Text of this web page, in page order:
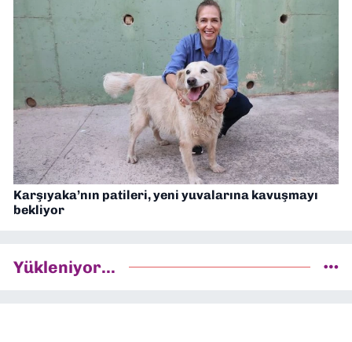
Karşıyaka’nın patileri, yeni yuvalarına kavuşmayı
bekliyor
Yükleniyor...